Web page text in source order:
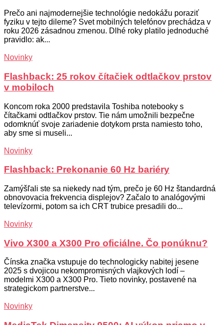
Prečo ani najmodernejšie technológie nedokážu poraziť
fyziku v tejto dileme? Svet mobilných telefónov prechádza v
roku 2026 zásadnou zmenou. Dlhé roky platilo jednoduché
pravidlo: ak...
Novinky
Flashback: 25 rokov čítačiek odtlačkov prstov
v mobiloch
Koncom roka 2000 predstavila Toshiba notebooky s
čítačkami odtlačkov prstov. Tie nám umožnili bezpečne
odomknúť svoje zariadenie dotykom prsta namiesto toho,
aby sme si museli...
Novinky
Flashback: Prekonanie 60 Hz bariéry
Zamýšľali ste sa niekedy nad tým, prečo je 60 Hz štandardná
obnovovacia frekvencia displejov? Začalo to analógovými
televízormi, potom sa ich CRT trubice presadili do...
Novinky
Vivo X300 a X300 Pro oficiálne. Čo ponúknu?
Čínska značka vstupuje do technologicky nabitej jesene
2025 s dvojicou nekompromisných vlajkových lodí –
modelmi X300 a X300 Pro. Tieto novinky, postavené na
strategickom partnerstve...
Novinky